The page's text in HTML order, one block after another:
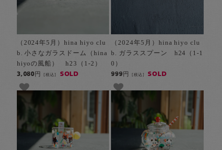
（2024年5月）hina hiyo clu
b. 小さなガラスドーム（hina
hiyoの風船） h23（1-2）
3,080円[税込] SOLD
（2024年5月）hina hiyo clu
b. ガラススプーン h24（1-1
0）
999円 [税込] SOLD